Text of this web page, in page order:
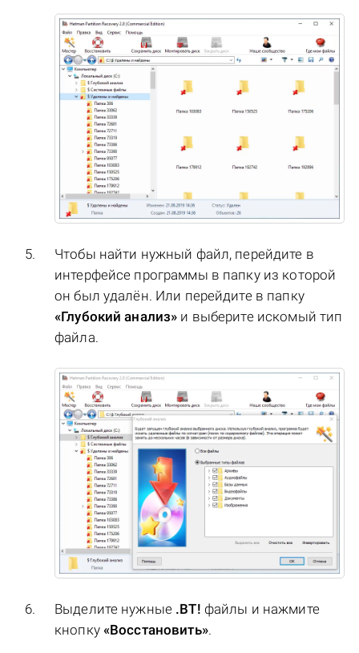
Чтобы найти нужный файл, перейдите в
интерфейсе программы в папку из которой
он был удалён. Или перейдите в папку
«Глубокий анализ» и выберите искомый тип
файла.
Выделите нужные .BT! файлы и нажмите
кнопку «Восстановить».